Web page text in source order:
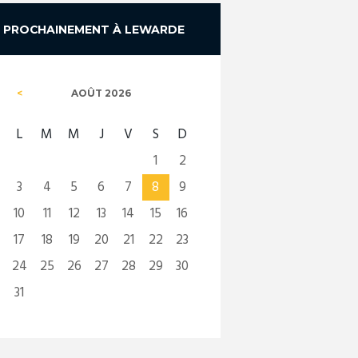
PROCHAINEMENT À LEWARDE
AOÛT 2026
L M M J V S
D
1
2
3
4 5 6 7 8
9
10
11 12 13 14 15
16
17
18 19 20 21 22
23
24
25 26 27 28 29
30
31